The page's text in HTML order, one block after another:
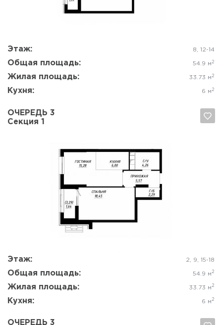
Этаж: 8, 12-14
Общая площадь: 54.9 м 2
Жилая площадь: 33.73 м 2
Кухня: 6 м 2
ОЧЕРЕДЬ 3
Секция 1
Этаж: 2, 9, 15-18
Общая площадь: 54.9 м 2
Жилая площадь: 33.73 м 2
Кухня: 6 м 2
ОЧЕРЕДЬ 3